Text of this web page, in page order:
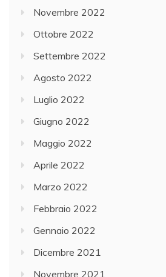
Novembre 2022
Ottobre 2022
Settembre 2022
Agosto 2022
Luglio 2022
Giugno 2022
Maggio 2022
Aprile 2022
Marzo 2022
Febbraio 2022
Gennaio 2022
Dicembre 2021
Novembre 2021